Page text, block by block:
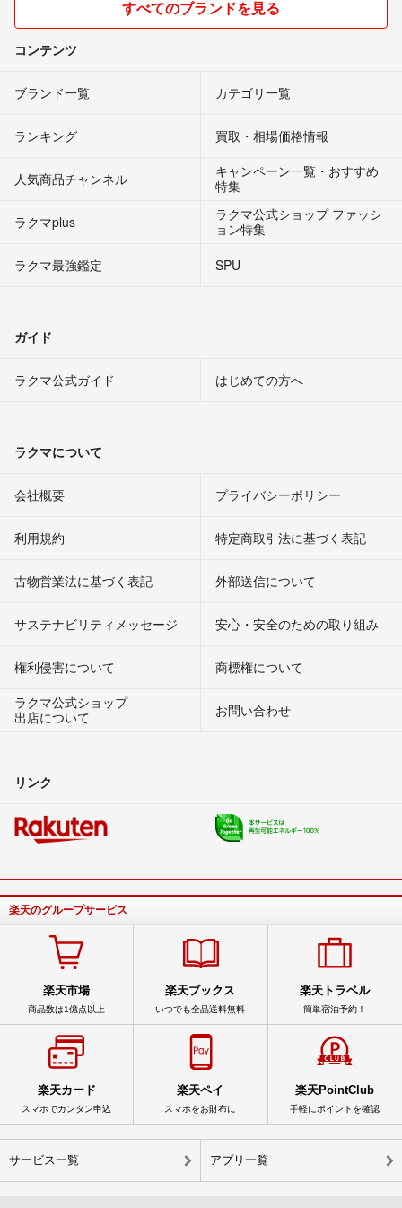
すべてのブランドを見る
コンテンツ
ブランド一覧 カテゴリ一覧
ランキング 買取・相場価格情報
人気商品チャンネル
キャンペーン一覧・おすすめ
特集
ラクマplus
ラクマ公式ショップ ファッシ
ョン特集
ラクマ最強鑑定
SPU
ガイド
ラクマ公式ガイド はじめての方へ
ラクマについて
会社概要 プライバシーポリシー
利用規約 特定商取引法に基づく表記
古物営業法に基づく表記 外部送信について
サステナビリティメッセージ 安心・安全のための取り組み
権利侵害について
商標権について
ラクマ公式ショップ
出店について
お問い合わせ
リンク
楽天のグループサービス
楽天市場
商品数は1億点以上
楽天ブックス
いつでも全品送料無料
楽天トラベル
簡単宿泊予約！
楽天カード
スマホでカンタン申込
楽天ペイ
スマホをお財布に
楽天PointClub
手軽にポイントを確認
サービス一覧 アプリ一覧